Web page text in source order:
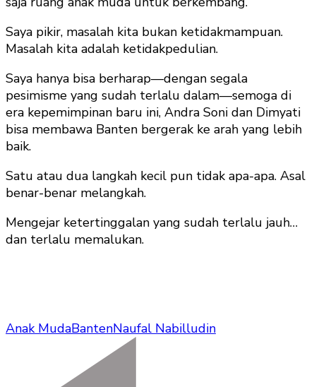
Saya pikir, masalah kita bukan ketidakmampuan.
Masalah kita adalah ketidakpedulian.
Saya hanya bisa berharap—dengan segala
pesimisme yang sudah terlalu dalam—semoga di
era kepemimpinan baru ini, Andra Soni dan Dimyati
bisa membawa Banten bergerak ke arah yang lebih
baik.
Satu atau dua langkah kecil pun tidak apa-apa. Asal
benar-benar melangkah.
Mengejar ketertinggalan yang sudah terlalu jauh…
dan terlalu memalukan.
Anak MudaBantenNaufal Nabilludin